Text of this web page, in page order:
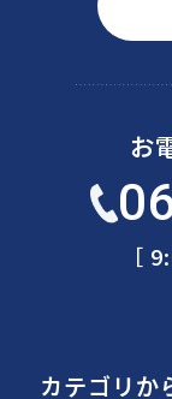
お
［
カテゴリか